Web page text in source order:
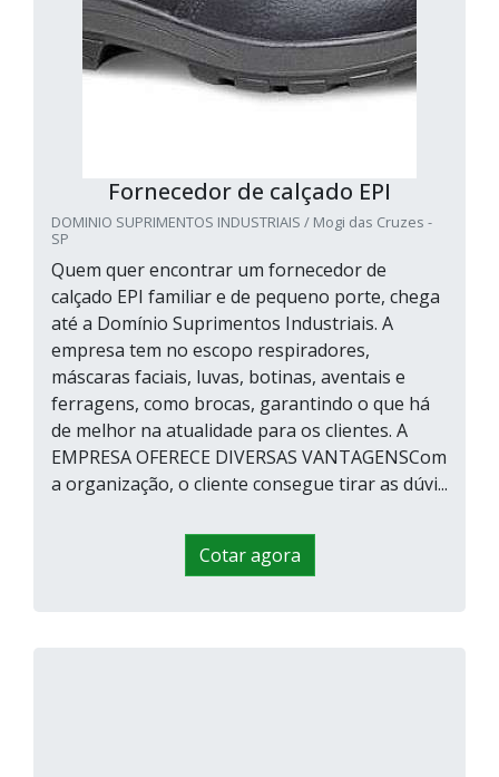
Fornecedor de calçado EPI
DOMINIO SUPRIMENTOS INDUSTRIAIS / Mogi das Cruzes -
SP
Quem quer encontrar um fornecedor de
calçado EPI familiar e de pequeno porte, chega
até a Domínio Suprimentos Industriais. A
empresa tem no escopo respiradores,
máscaras faciais, luvas, botinas, aventais e
ferragens, como brocas, garantindo o que há
de melhor na atualidade para os clientes. A
EMPRESA OFERECE DIVERSAS VANTAGENSCom
a organização, o cliente consegue tirar as dúvi...
Cotar agora